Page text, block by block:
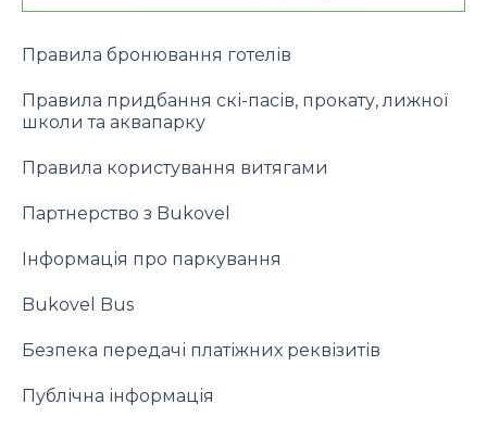
Правила бронювання готелів
Правила придбання скі-пасів, прокату, лижної
школи та аквапарку
Правила користування витягами
Партнерство з Bukovel
Інформація про паркування
Bukovel Bus
Безпека передачі платіжних реквізитів
Публічна інформація